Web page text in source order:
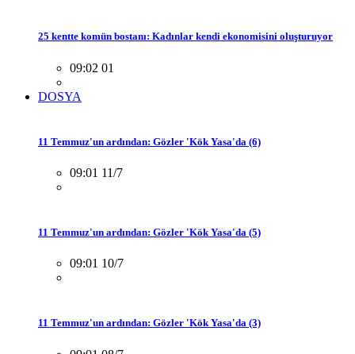
25 kentte komün bostanı: Kadınlar kendi ekonomisini oluşturuyor
09:02 01
DOSYA
11 Temmuz'un ardından: Gözler 'Kök Yasa'da (6)
09:01 11/7
11 Temmuz'un ardından: Gözler 'Kök Yasa'da (5)
09:01 10/7
11 Temmuz'un ardından: Gözler 'Kök Yasa'da (3)